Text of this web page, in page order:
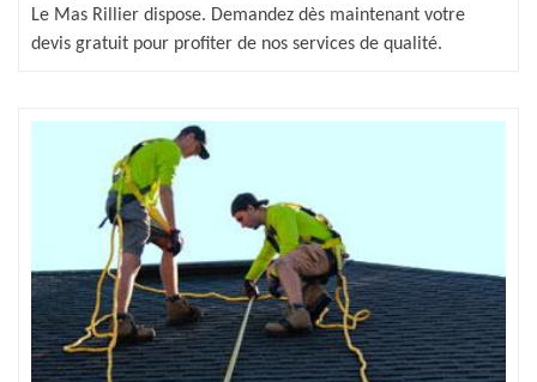
Le Mas Rillier dispose. Demandez dès maintenant votre
devis gratuit pour profiter de nos services de qualité.